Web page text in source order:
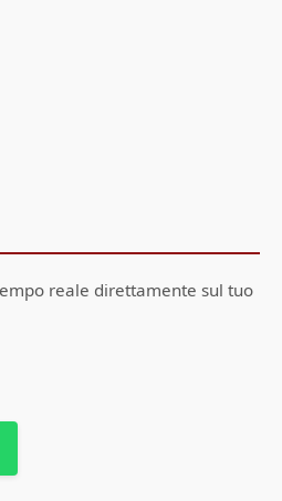
reale direttamente sul tuo